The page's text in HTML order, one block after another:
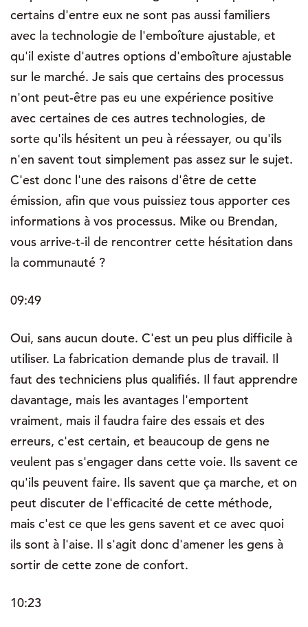
certains d'entre eux ne sont pas aussi familiers
avec la technologie de l'emboîture ajustable, et
qu'il existe d'autres options d'emboîture ajustable
sur le marché. Je sais que certains des processus
n'ont peut-être pas eu une expérience positive
avec certaines de ces autres technologies, de
sorte qu'ils hésitent un peu à réessayer, ou qu'ils
n'en savent tout simplement pas assez sur le sujet.
C'est donc l'une des raisons d'être de cette
émission, afin que vous puissiez tous apporter ces
informations à vos processus. Mike ou Brendan,
vous arrive-t-il de rencontrer cette hésitation dans
la communauté ?
09:49
Oui, sans aucun doute. C'est un peu plus difficile à
utiliser. La fabrication demande plus de travail. Il
faut des techniciens plus qualifiés. Il faut apprendre
davantage, mais les avantages l'emportent
vraiment, mais il faudra faire des essais et des
erreurs, c'est certain, et beaucoup de gens ne
veulent pas s'engager dans cette voie. Ils savent ce
qu'ils peuvent faire. Ils savent que ça marche, et on
peut discuter de l'efficacité de cette méthode,
mais c'est ce que les gens savent et ce avec quoi
ils sont à l'aise. Il s'agit donc d'amener les gens à
sortir de cette zone de confort.
10:23